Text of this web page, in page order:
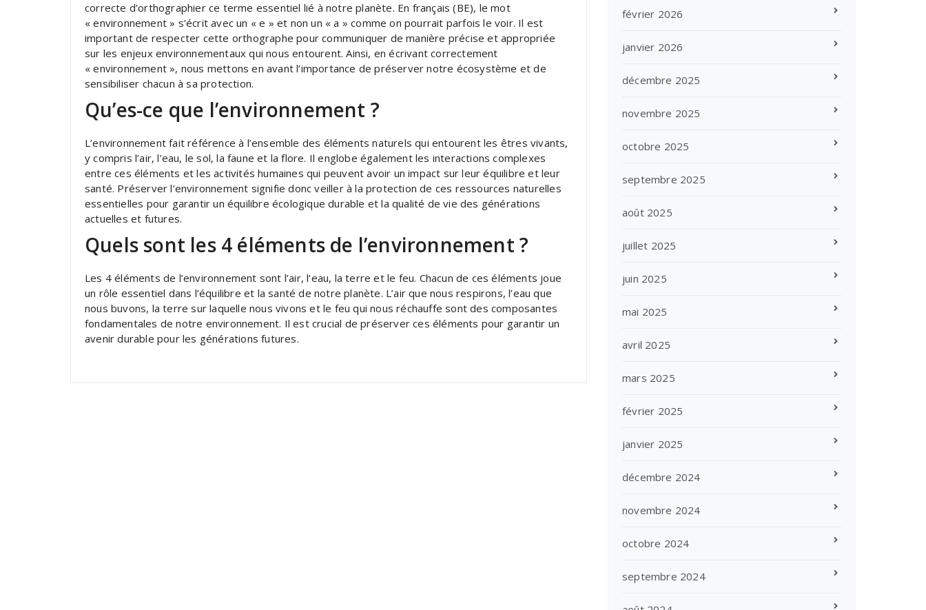
correcte d’orthographier ce terme essentiel lié à notre planète. En français (BE), le mot
« environnement » s’écrit avec un « e » et non un « a » comme on pourrait parfois le voir. Il est
important de respecter cette orthographe pour communiquer de manière précise et appropriée
sur les enjeux environnementaux qui nous entourent. Ainsi, en écrivant correctement
« environnement », nous mettons en avant l’importance de préserver notre écosystème et de
sensibiliser chacun à sa protection.
Qu’es-ce que l’environnement ?
L’environnement fait référence à l’ensemble des éléments naturels qui entourent les êtres vivants,
y compris l’air, l’eau, le sol, la faune et la flore. Il englobe également les interactions complexes
entre ces éléments et les activités humaines qui peuvent avoir un impact sur leur équilibre et leur
santé. Préserver l’environnement signifie donc veiller à la protection de ces ressources naturelles
essentielles pour garantir un équilibre écologique durable et la qualité de vie des générations
actuelles et futures.
Quels sont les 4 éléments de l’environnement ?
Les 4 éléments de l’environnement sont l’air, l’eau, la terre et le feu. Chacun de ces éléments joue
un rôle essentiel dans l’équilibre et la santé de notre planète. L’air que nous respirons, l’eau que
nous buvons, la terre sur laquelle nous vivons et le feu qui nous réchauffe sont des composantes
fondamentales de notre environnement. Il est crucial de préserver ces éléments pour garantir un
avenir durable pour les générations futures.
février 2026
janvier 2026
décembre 2025
novembre 2025
octobre 2025
septembre 2025
août 2025
juillet 2025
juin 2025
mai 2025
avril 2025
mars 2025
février 2025
janvier 2025
décembre 2024
novembre 2024
octobre 2024
septembre 2024